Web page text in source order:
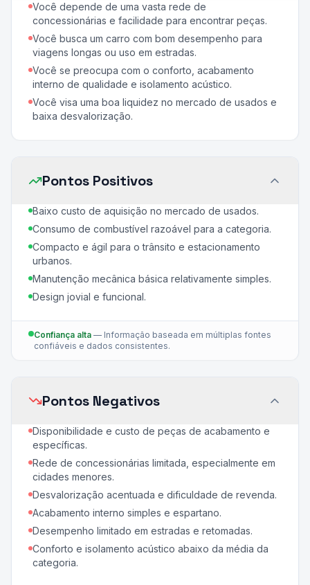
Você depende de uma vasta rede de
concessionárias e facilidade para encontrar peças.
Você busca um carro com bom desempenho para
viagens longas ou uso em estradas.
Você se preocupa com o conforto, acabamento
interno de qualidade e isolamento acústico.
Você visa uma boa liquidez no mercado de usados e
baixa desvalorização.
Pontos Positivos
Baixo custo de aquisição no mercado de usados.
Consumo de combustível razoável para a categoria.
Compacto e ágil para o trânsito e estacionamento
urbanos.
Manutenção mecânica básica relativamente simples.
Design jovial e funcional.
Confiança alta — Informação baseada em múltiplas fontes
confiáveis e dados consistentes.
Pontos Negativos
Disponibilidade e custo de peças de acabamento e
específicas.
Rede de concessionárias limitada, especialmente em
cidades menores.
Desvalorização acentuada e dificuldade de revenda.
Acabamento interno simples e espartano.
Desempenho limitado em estradas e retomadas.
Conforto e isolamento acústico abaixo da média da
categoria.